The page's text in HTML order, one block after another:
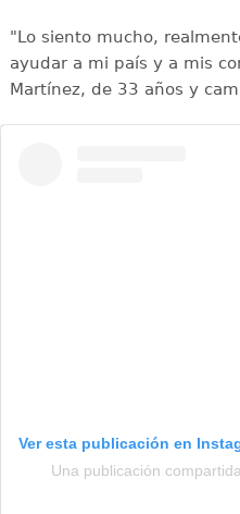
"Lo siento mucho,
ayudar a mi país y a mis
Martínez, de 33 años y
Ver esta publicación en
Una publicación